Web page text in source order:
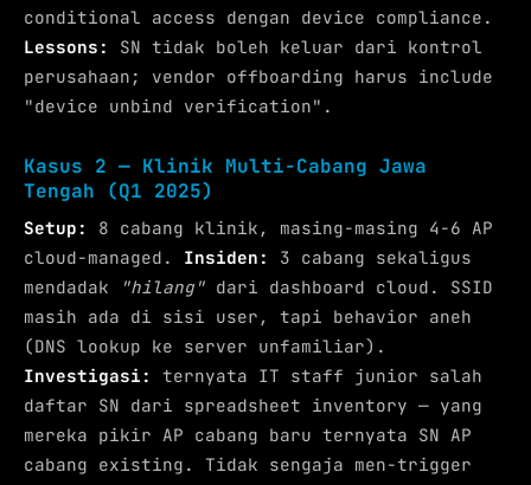
conditional access dengan device compliance.
Lessons:
SN tidak boleh keluar dari kontrol
perusahaan; vendor offboarding harus include
"device unbind verification".
Kasus 2 — Klinik Multi-Cabang Jawa
Tengah (Q1 2025)
Setup:
8 cabang klinik, masing-masing 4-6 AP
cloud-managed. Insiden:
3 cabang sekaligus
mendadak
"hilang" dari dashboard cloud. SSID
masih ada di sisi user, tapi behavior aneh
(DNS lookup ke server unfamiliar).
Investigasi:
ternyata IT staff junior salah
daftar SN dari spreadsheet inventory — yang
mereka pikir AP cabang baru ternyata SN AP
cabang existing. Tidak sengaja men-trigger